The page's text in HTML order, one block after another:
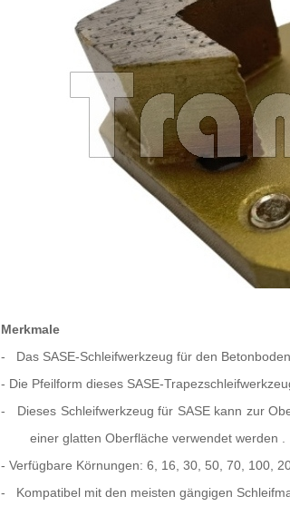
Merkmale
- Das SASE-Schleifwerkzeug für den
- Die Pfeilform dieses SASE-
- Dieses Schleifwerkzeug für SASE kann zur
einer glatten Oberfläche verwendet werden .
- Verfügbare Körnungen: 6, 16, 30, 50, 70, 100,
- Kompatibel mit den meisten gängigen